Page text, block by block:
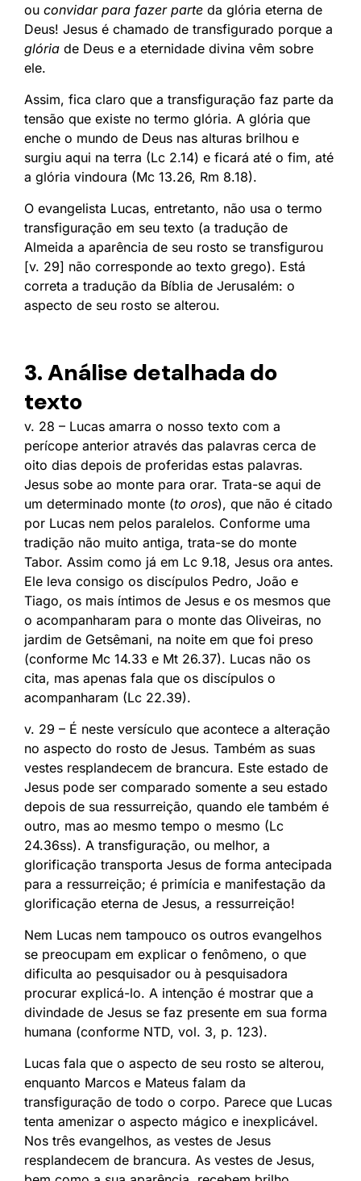
ou convidar para fazer parte da glória eterna de
Deus! Jesus é chamado de transfigurado porque a
glória de Deus e a eternidade divina vêm sobre
ele.
Assim, fica claro que a transfiguração faz parte da
tensão que existe no termo glória. A glória que
enche o mundo de Deus nas alturas brilhou e
surgiu aqui na terra (Lc 2.14) e ficará até o fim, até
a glória vindoura (Mc 13.26, Rm 8.18).
O evangelista Lucas, entretanto, não usa o termo
transfiguração em seu texto (a tradução de
Almeida a aparência de seu rosto se transfigurou
[v. 29] não corresponde ao texto grego). Está
correta a tradução da Bíblia de Jerusalém: o
aspecto de seu rosto se alterou.
3. Análise detalhada do
texto
v. 28 – Lucas amarra o nosso texto com a
perícope anterior através das palavras cerca de
oito dias depois de proferidas estas palavras.
Jesus sobe ao monte para orar. Trata-se aqui de
um determinado monte (to oros), que não é citado
por Lucas nem pelos paralelos. Conforme uma
tradição não muito antiga, trata-se do monte
Tabor. Assim como já em Lc 9.18, Jesus ora antes.
Ele leva consigo os discípulos Pedro, João e
Tiago, os mais íntimos de Jesus e os mesmos que
o acompanharam para o monte das Oliveiras, no
jardim de Getsêmani, na noite em que foi preso
(conforme Mc 14.33 e Mt 26.37). Lucas não os
cita, mas apenas fala que os discípulos o
acompanharam (Lc 22.39).
v. 29 – É neste versículo que acontece a alteração
no aspecto do rosto de Jesus. Também as suas
vestes resplandecem de brancura. Este estado de
Jesus pode ser comparado somente a seu estado
depois de sua ressurreição, quando ele também é
outro, mas ao mesmo tempo o mesmo (Lc
24.36ss). A transfiguração, ou melhor, a
glorificação transporta Jesus de forma antecipada
para a ressurreição; é primícia e manifestação da
glorificação eterna de Jesus, a ressurreição!
Nem Lucas nem tampouco os outros evangelhos
se preocupam em explicar o fenômeno, o que
dificulta ao pesquisador ou à pesquisadora
procurar explicá-lo. A intenção é mostrar que a
divindade de Jesus se faz presente em sua forma
humana (conforme NTD, vol. 3, p. 123).
Lucas fala que o aspecto de seu rosto se alterou,
enquanto Marcos e Mateus falam da
transfiguração de todo o corpo. Parece que Lucas
tenta amenizar o aspecto mágico e inexplicável.
Nos três evangelhos, as vestes de Jesus
resplandecem de brancura. As vestes de Jesus,